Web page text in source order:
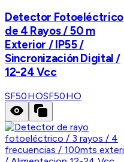
Detector Fotoeléctrico
de 4 Rayos / 50 m
Exterior / IP55 /
Sincronización Digital /
12-24 Vcc
SF50HOSF50HO